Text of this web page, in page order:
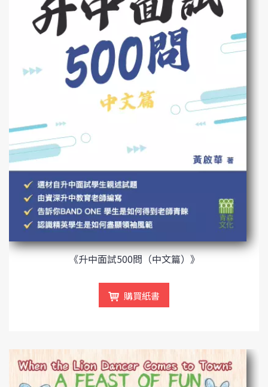
《升中面試500問（中文篇）》
購買紙書